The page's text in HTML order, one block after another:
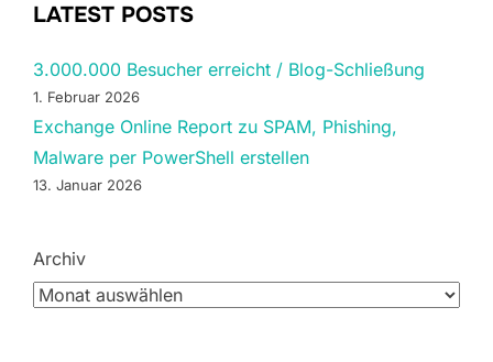
LATEST POSTS
3.000.000 Besucher erreicht / Blog-Schließung
1. Februar 2026
Exchange Online Report zu SPAM, Phishing,
Malware per PowerShell erstellen
13. Januar 2026
Archiv